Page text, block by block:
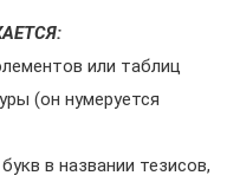
или таблиц
(он нумеруется
в названии тезисов,